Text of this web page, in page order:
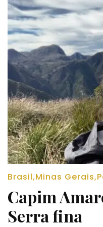
Brasil,Minas Gerais,
Capim
Serra fina